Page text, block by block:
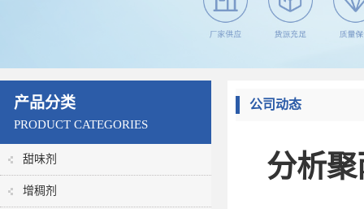
产品分类
PRODUCT CATEGORIES
甜味剂
增稠剂
公司动态
分析